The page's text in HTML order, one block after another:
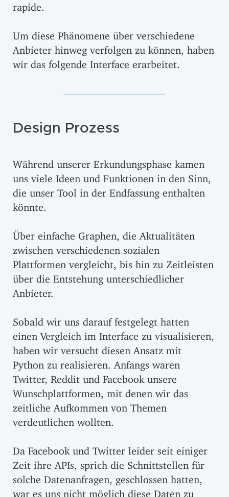
rapide.
Um diese Phänomene über verschiedene
Anbieter hinweg verfolgen zu können, haben
wir das folgende Interface erarbeitet.
Design Prozess
Während unserer Erkundungsphase kamen
uns viele Ideen und Funktionen in den Sinn,
die unser Tool in der Endfassung enthalten
könnte.
Über einfache Graphen, die Aktualitäten
zwischen verschiedenen sozialen
Plattformen vergleicht, bis hin zu Zeitleisten
über die Entstehung unterschiedlicher
Anbieter.
Sobald wir uns darauf festgelegt hatten
einen Vergleich im Interface zu visualisieren,
haben wir versucht diesen Ansatz mit
Python zu realisieren. Anfangs waren
Twitter, Reddit und Facebook unsere
Wunschplattformen, mit denen wir das
zeitliche Aufkommen von Themen
verdeutlichen wollten.
Da Facebook und Twitter leider seit einiger
Zeit ihre APIs, sprich die Schnittstellen für
solche Datenanfragen, geschlossen hatten,
war es uns nicht möglich diese Daten zu